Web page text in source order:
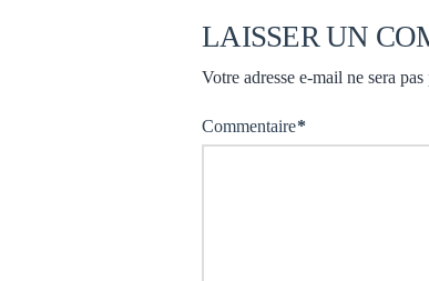
LAISSER UN
Votre adresse e-mail ne sera
Commentaire*